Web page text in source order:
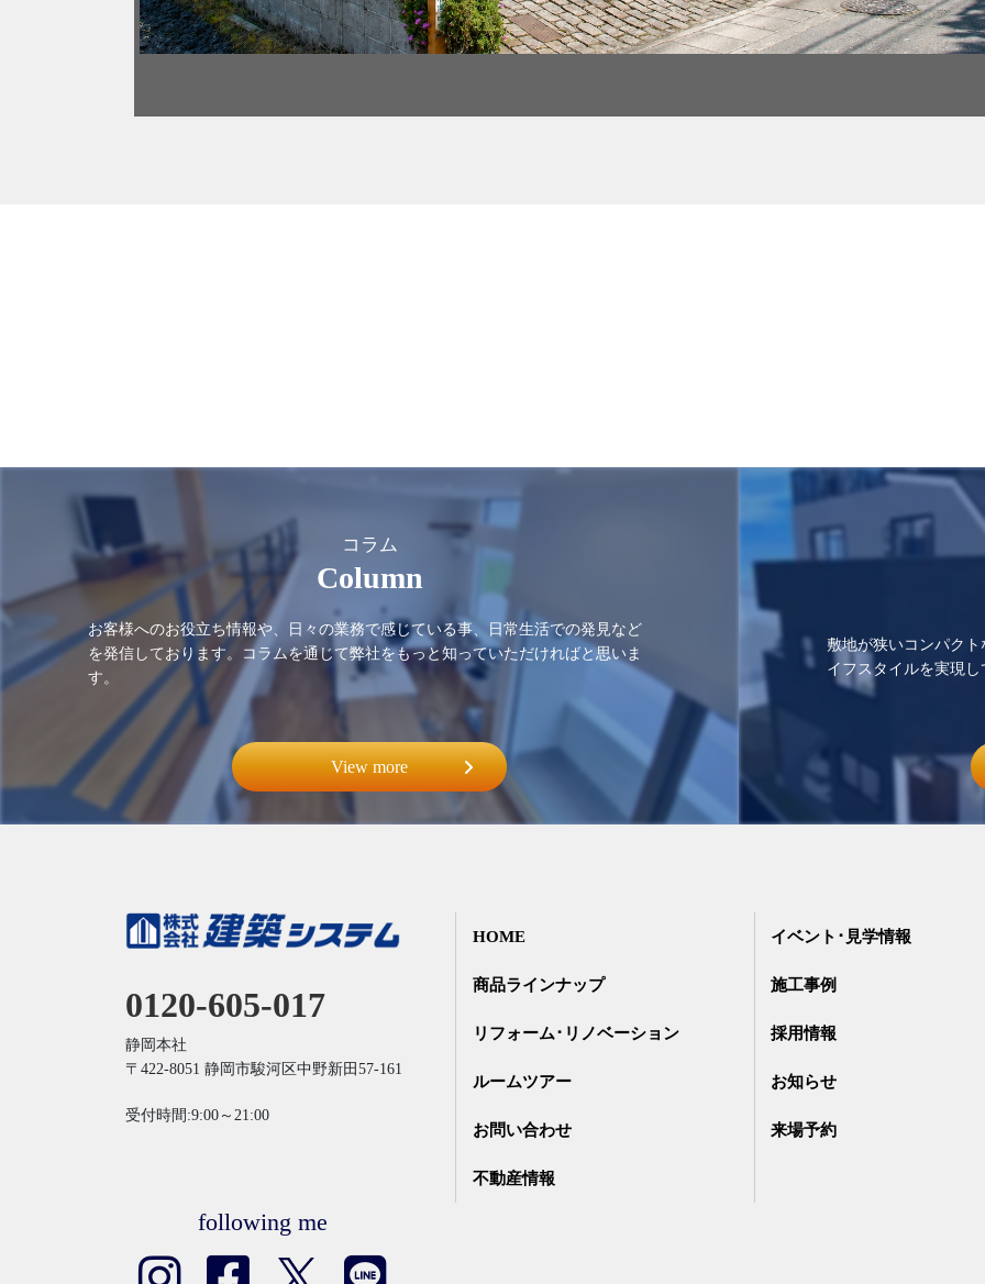
View more
コラム
Column
お客様へのお役立ち情報や、日々の業務で感じている事、日常生活での発見など
を発信しております。コラムを通じて弊社をもっと知っていただければと思いま
す。
敷地が狭いコンパク
イフスタイルを実現
0120-605-017
静岡本社
〒422-8051 静岡市駿河区中野新田57-161
受付時間:9:00～21:00
HOME イベント･見学情報
商品ラインナップ 施工事例
リフォーム･リノベーション 採用情報
ルームツアー お知らせ
お問い合わせ 来場予約
不動産情報
following me